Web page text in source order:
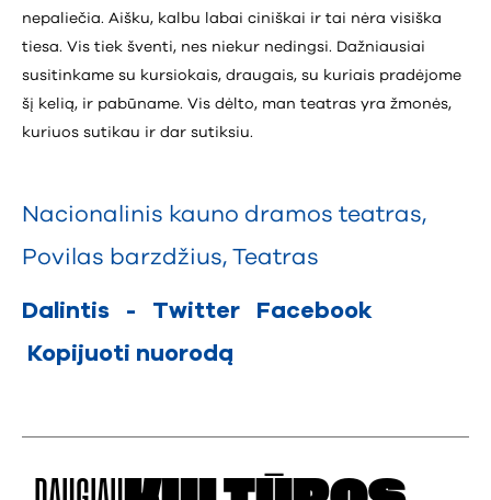
nepaliečia. Aišku, kalbu labai ciniškai ir tai nėra visiška
tiesa. Vis tiek šventi, nes niekur nedingsi. Dažniausiai
susitinkame su kursiokais, draugais, su kuriais pradėjome
šį kelią, ir pabūname. Vis dėlto, man teatras yra žmonės,
kuriuos sutikau ir dar sutiksiu.
Nacionalinis kauno dramos teatras,
Povilas barzdžius, Teatras
Dalintis - Twitter
Facebook
Kopijuoti nuorodą